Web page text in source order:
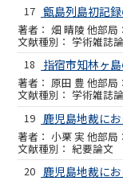
17 甑島列島初記
畑 晴陵 他
学術雑誌
18
指宿市知林ヶ
原田 豊 他
学術雑誌
19 鹿児島地裁に
小栗 実 他
紀要論文
20 鹿児島地裁に